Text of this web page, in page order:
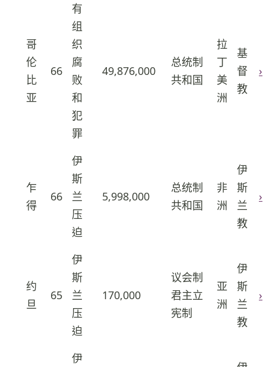
哥
伦
比
亚
66
有
组
织
腐
败
和
犯
罪
49,876,000
总统制
共和国
拉
丁
美
洲
基
督
教
›
乍
得
66
伊
斯
兰
压
迫
5,998,000
总统制
共和国
非
洲
伊
斯
兰
教
›
约
旦
65
伊
斯
兰
压
迫
170,000
议会制
君主立
宪制
亚
洲
伊
斯
兰
教
›
伊